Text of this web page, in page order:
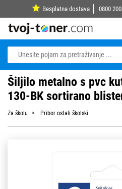
Besplatna dostava 0800
Šiljilo metalno s pvc
130-BK sortirano
Za školu Pribor ostali školski